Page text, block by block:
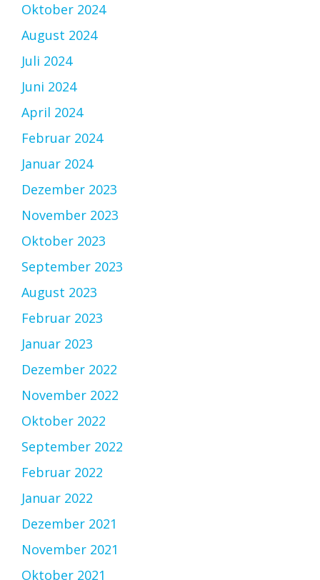
Oktober 2024
August 2024
Juli 2024
Juni 2024
April 2024
Februar 2024
Januar 2024
Dezember 2023
November 2023
Oktober 2023
September 2023
August 2023
Februar 2023
Januar 2023
Dezember 2022
November 2022
Oktober 2022
September 2022
Februar 2022
Januar 2022
Dezember 2021
November 2021
Oktober 2021